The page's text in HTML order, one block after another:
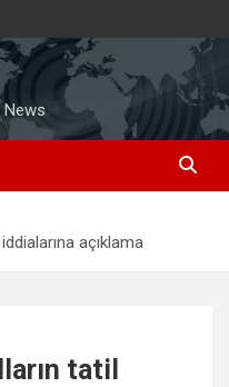
News
açıklama
tatil